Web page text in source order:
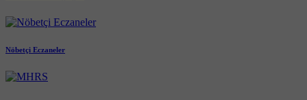
Nöbetçi Eczaneler